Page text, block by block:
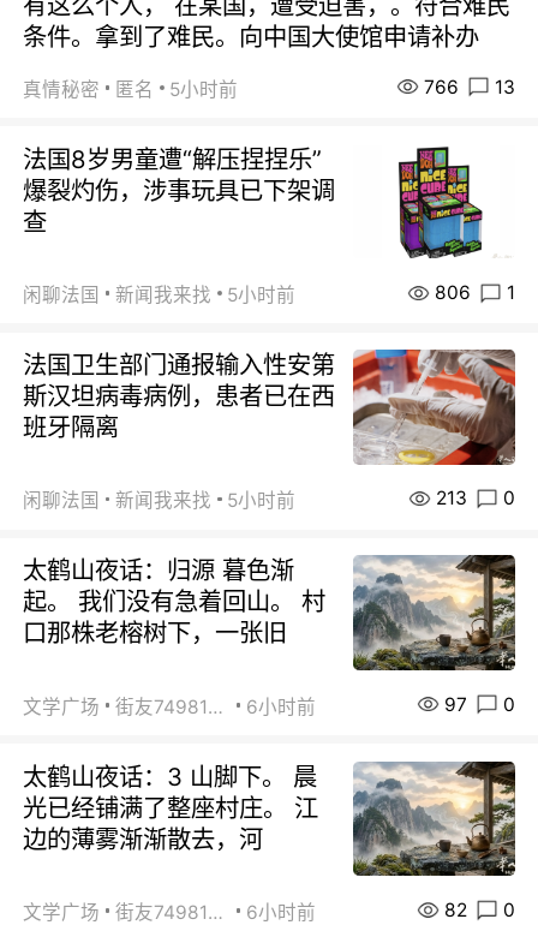
条件。拿到了难民。向中国大使馆申请补办
真情秘密 匿名 5小时前 766 13
法国8岁男童遭“解压捏捏乐”
爆裂灼伤，涉事玩具已下架调
查
闲聊法国 新闻我来找 5小时前 806 1
法国卫生部门通报输入性安第
斯汉坦病毒病例，患者已在西
班牙隔离
闲聊法国 新闻我来找 5小时前 213 0
太鹤山夜话：归源 暮色渐
起。 我们没有急着回山。 村
口那株老榕树下，一张旧
文学广场 街友74981146 6小时前 97 0
太鹤山夜话：3 山脚下。 晨
光已经铺满了整座村庄。 江
边的薄雾渐渐散去，河
文学广场 街友74981146 6小时前 82 0